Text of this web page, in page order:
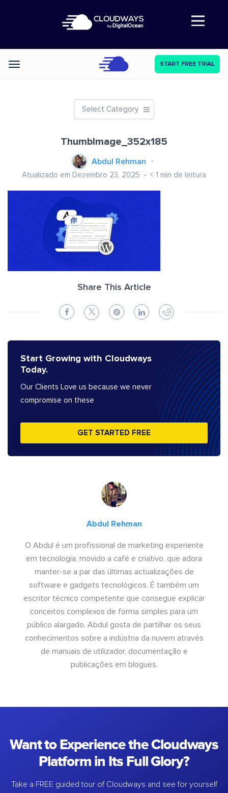
Abre a navegação
Categories START FREE TRIAL
Select Category
ThumbImage_352x185
Abdul Rehman
Atualizado em Dezembro 23, 2025 < 1 min de leitura
Share This Article
Start Growing with Cloudways
Today.
Our Clients Love us because we never
compromise on these
GET STARTED FREE
Abdul Rehman
O Abdul é um profissional de marketing experiente
em tecnologia, movido a café e criativo, que adora
manter-se a par das últimas actualizações de
software e gadgets tecnológicos. É também um
escritor técnico competente que consegue explicar
conceitos complexos de forma simples para um
público alargado. Abdul gosta de partilhar os seus
conhecimentos sobre a indústria da nuvem através
de manuais de utilizador, documentação e
publicações em blogues.
Want to Experience the Cloudways
Platform in Its Full Glory?
Take a FREE guided tour of Cloudways and see for yourself